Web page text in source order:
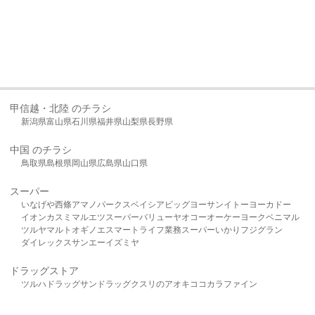
甲信越・北陸 のチラシ
新潟県富山県石川県福井県山梨県長野県
中国 のチラシ
鳥取県島根県岡山県広島県山口県
スーパー
いなげや西條アマノパークスベイシア ビッグヨーサンイトーヨーカドー
イオンカスミ マルエツスーパーバリューヤオコーオーケー ヨークベニマル
ツルヤマルト オギノ エスマート ライフ業務スーパーいかり フジグラン
ダイレックスサンエーイズミヤ
ドラッグストア
ツルハドラッグサンドラッグクスリのアオキ ココカラファイン